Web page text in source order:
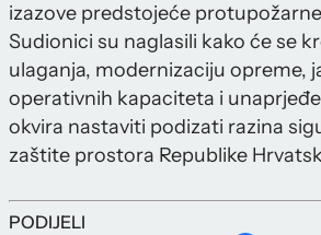
izazove predstojeće
Sudionici su naglasili kako će se
ulaganja, modernizaciju opreme,
operativnih kapaciteta i
okvira nastaviti podizati razina
zaštite prostora Republike
PODIJELI